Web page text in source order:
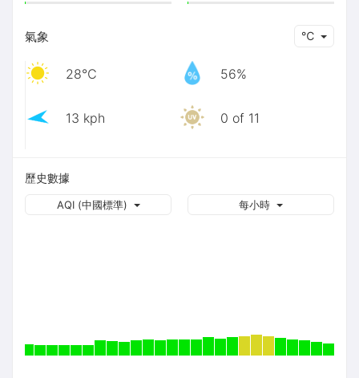
氣象 ℃
28℃ 56%
13 kph 0 of 11
歷史數據
每小時
AQI (中國標準)